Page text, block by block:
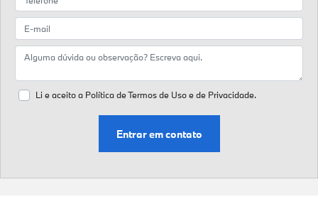
Li e aceito a Política de Termos de Uso e de Privacidade.
Entrar em contato